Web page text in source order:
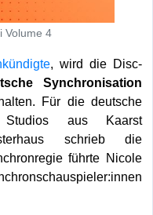
Volume 4
, wird die Disc-
Synchronisation
Für die deutsche
aus Kaarst
schrieb die
führte Nicole